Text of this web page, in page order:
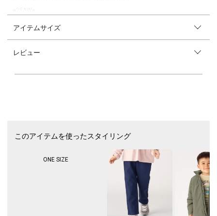
手の甲には「SHIPS Colors」のブランドネーム入りで、さりげないアクセ
-コーディネート-
ブラックはコーディネートに馴染みやすく、ベージュやグリーンは華やか
冬のお出かけコーデのアクセントから、デイリーまで活躍してくれます。
※モールサイトによって(ハイフン/-)抜きでの品番表記となります。
アイテムサイズ
レビュー
このアイテムを使ったスタイリング
ONE SIZE